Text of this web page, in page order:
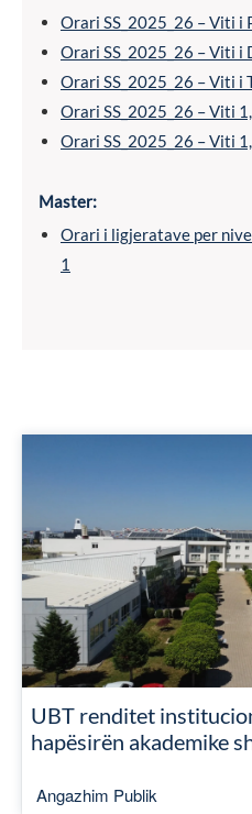
Orari SS_2025_26 – Viti i
Orari SS_2025_26 – Viti i
Orari SS_2025_26 – Viti i
Orari SS_2025_26 – Viti
Orari SS_2025_26 – Viti
Master:
Orari i ligjeratave per
1
UBT renditet
hapësirën akademike
Angazhim Publik